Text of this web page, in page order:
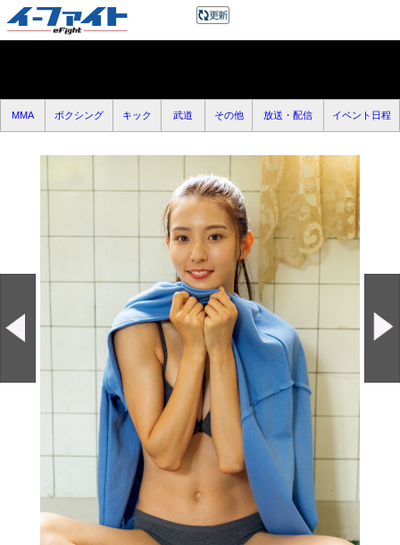
MMA ボクシング キック 武道 その他 放送・配信 イベント日程